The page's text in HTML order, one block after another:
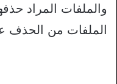
والملفات المراد
الملفات من الحذف